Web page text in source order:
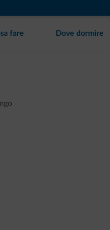
fare Dove dormire